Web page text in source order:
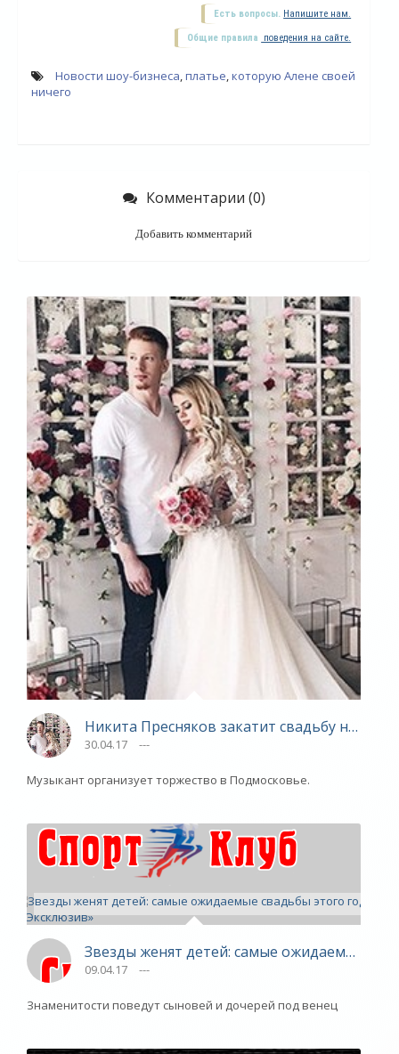
Есть вопросы. Напишите нам.
Общие правила поведения на сайте.
Новости шоу-бизнеса,платье,которую Алене своей
ничего
Комментарии (0)
Добавить комментарий
Никита Пресняков закатит свадьбу на 200
30.04.17 ---
Музыкант организует торжество в Подмосковье.
Звезды женят детей: самые ожидаемые
09.04.17 ---
Знаменитости поведут сыновей и дочерей под венец